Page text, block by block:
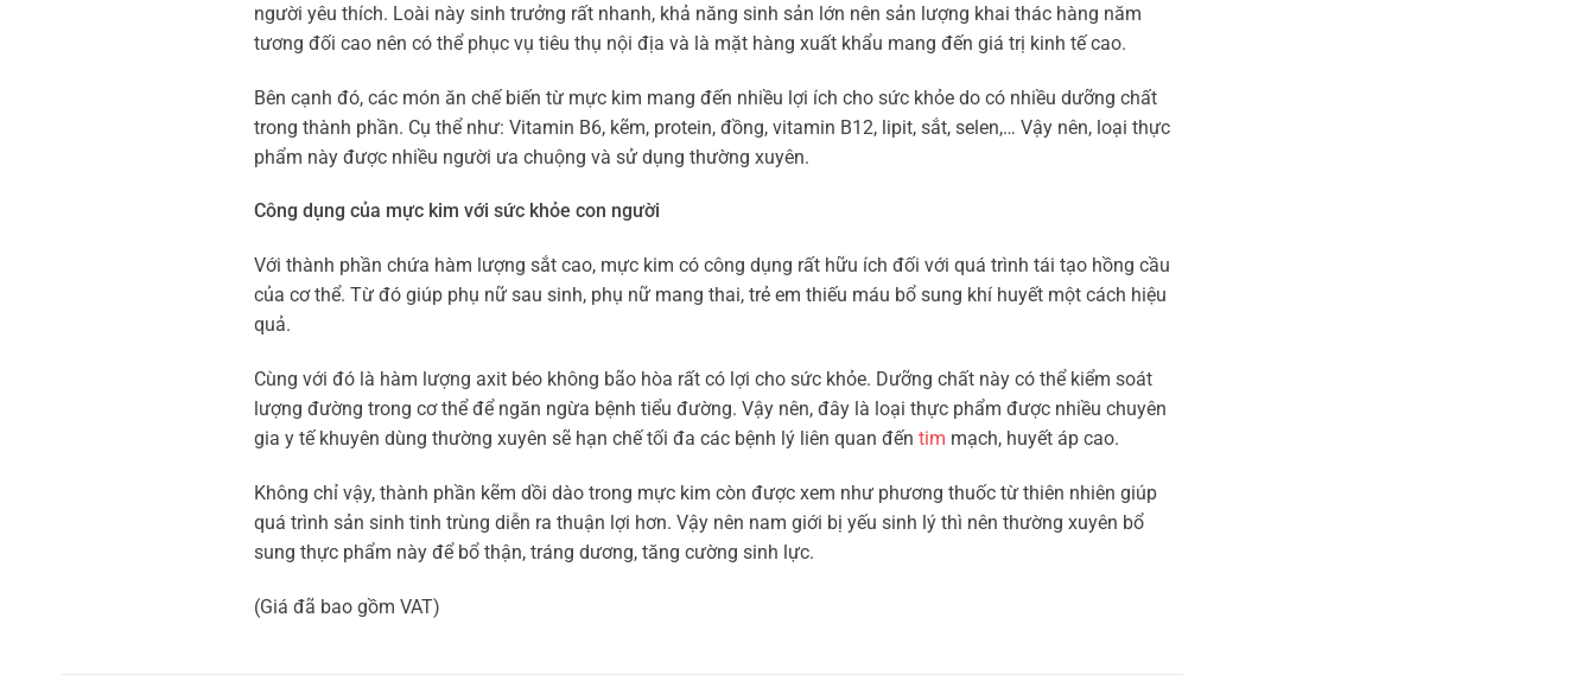
người yêu thích. Loài này sinh trưởng rất nhanh, khả năng sinh sản lớn nên sản lượng khai thác hàng năm
tương đối cao nên có thể phục vụ tiêu thụ nội địa và là mặt hàng xuất khẩu mang đến giá trị kinh tế cao.
Bên cạnh đó, các món ăn chế biến từ mực kim mang đến nhiều lợi ích cho sức khỏe do có nhiều dưỡng chất
trong thành phần. Cụ thể như: Vitamin B6, kẽm, protein, đồng, vitamin B12, lipit, sắt, selen,… Vậy nên, loại thực
phẩm này được nhiều người ưa chuộng và sử dụng thường xuyên.
Công dụng của mực kim với sức khỏe con người
Với thành phần chứa hàm lượng sắt cao, mực kim có công dụng rất hữu ích đối với quá trình tái tạo hồng cầu
của cơ thể. Từ đó giúp phụ nữ sau sinh, phụ nữ mang thai, trẻ em thiếu máu bổ sung khí huyết một cách hiệu
quả.
Cùng với đó là hàm lượng axit béo không bão hòa rất có lợi cho sức khỏe. Dưỡng chất này có thể kiểm soát
lượng đường trong cơ thể để ngăn ngừa bệnh tiểu đường. Vậy nên, đây là loại thực phẩm được nhiều chuyên
gia y tế khuyên dùng thường xuyên sẽ hạn chế tối đa các bệnh lý liên quan đếntim mạch, huyết áp cao.
Không chỉ vậy, thành phần kẽm dồi dào trong mực kim còn được xem như phương thuốc từ thiên nhiên giúp
quá trình sản sinh tinh trùng diễn ra thuận lợi hơn. Vậy nên nam giới bị yếu sinh lý thì nên thường xuyên bổ
sung thực phẩm này để bổ thận, tráng dương, tăng cường sinh lực.
(Giá đã bao gồm VAT)